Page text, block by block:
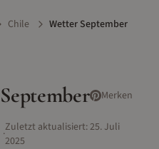
Chile Wetter September
September Merken
·Zuletzt aktualisiert:25. Juli
2025